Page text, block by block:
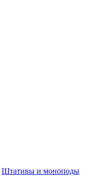
Штативы и моноподы